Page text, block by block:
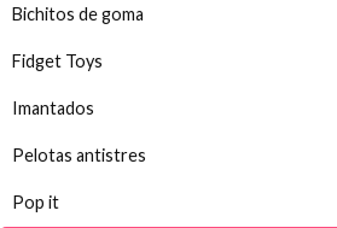
Bichitos de goma
Fidget Toys
Imantados
Pelotas antistres
Pop it